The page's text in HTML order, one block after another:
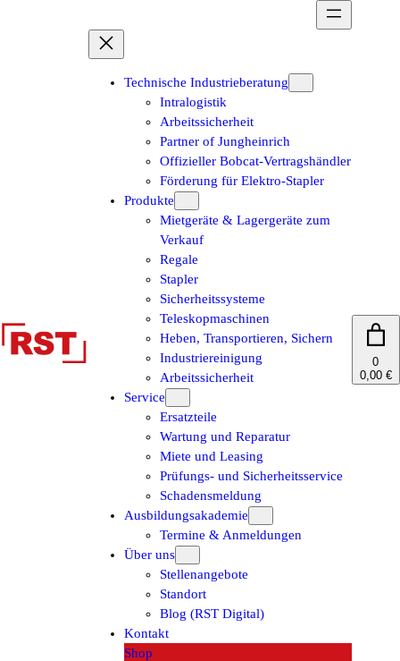
Technische Industrieberatung
Intralogistik
Arbeitssicherheit
Partner of Jungheinrich
Offizieller Bobcat-Vertragshändler
Förderung für Elektro-Stapler
Produkte
Mietgeräte & Lagergeräte zum
Verkauf
Regale
Stapler
Sicherheitssysteme
Teleskopmaschinen
Heben, Transportieren, Sichern
Industriereinigung
Arbeitssicherheit
Service
Ersatzteile
Wartung und Reparatur
Miete und Leasing
Prüfungs- und Sicherheitsservice
Schadensmeldung
Ausbildungsakademie
Termine & Anmeldungen
Über uns
Stellenangebote
Standort
Blog (RST Digital)
Kontakt
Shop
0
0,00 €